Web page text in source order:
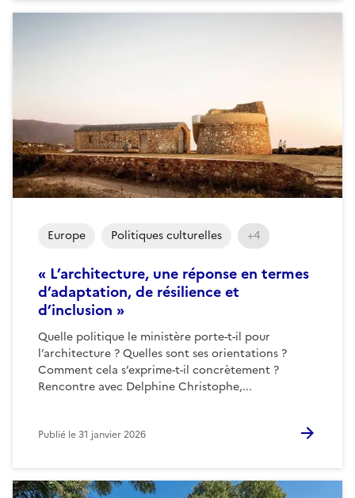
« L’architecture, une réponse en termes
d’adaptation, de résilience et
d’inclusion »
Quelle politique le ministère porte-t-il pour
l’architecture ? Quelles sont ses orientations ?
Comment cela s’exprime-t-il concrètement ?
Rencontre avec Delphine Christophe,...
Europe Politiques culturelles +4
Publié le31 janvier 2026